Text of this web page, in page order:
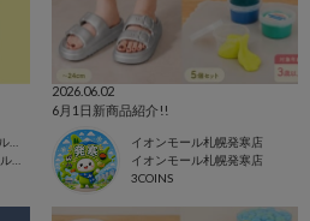
3COINS+plusイオンモール東浦店
3COINS+plus イオンモール東浦店
2026.06.02
6月1日新商品紹介!!
イオンモール札幌発寒店
イオンモール札幌発寒店
3COINS